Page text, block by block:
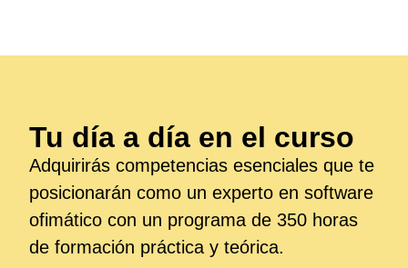
Tu día a día en el curso
Adquirirás competencias esenciales que te
posicionarán como un experto en software
ofimático con un programa de 350 horas
de formación práctica y teórica.